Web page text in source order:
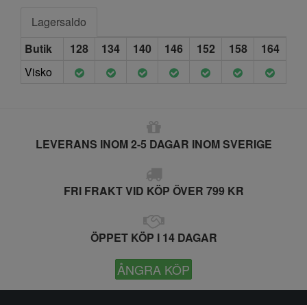
Lagersaldo
Butik
128 134 140 146 152 158
164
Visko
LEVERANS INOM 2-5 DAGAR INOM SVERIGE
FRI FRAKT VID KÖP ÖVER 799 KR
ÖPPET KÖP I 14 DAGAR
ÅNGRA KÖP